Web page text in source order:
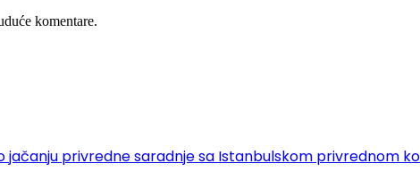
komentare.
jačanju privredne saradnje sa Istanbulskom privrednom